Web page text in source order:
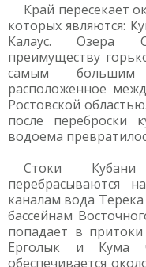
Край пересекает
которых являются:
Калаус. Озера
преимуществу
самым большим
расположенное
Ростовской
после переброски
водоема
Стоки
перебрасываются
каналам вода
бассейнам
попадает в
Ерголык и Кума
обеспечивается